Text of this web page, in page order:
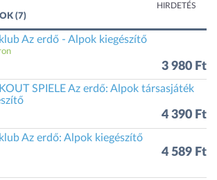
HIRDETÉS
(7)
Az erdő - Alpok kiegészítő
3 980 Ft
SPIELE Az erdő: Alpok társasjáték
4 390 Ft
Az erdő: Alpok kiegészítő
4 589 Ft